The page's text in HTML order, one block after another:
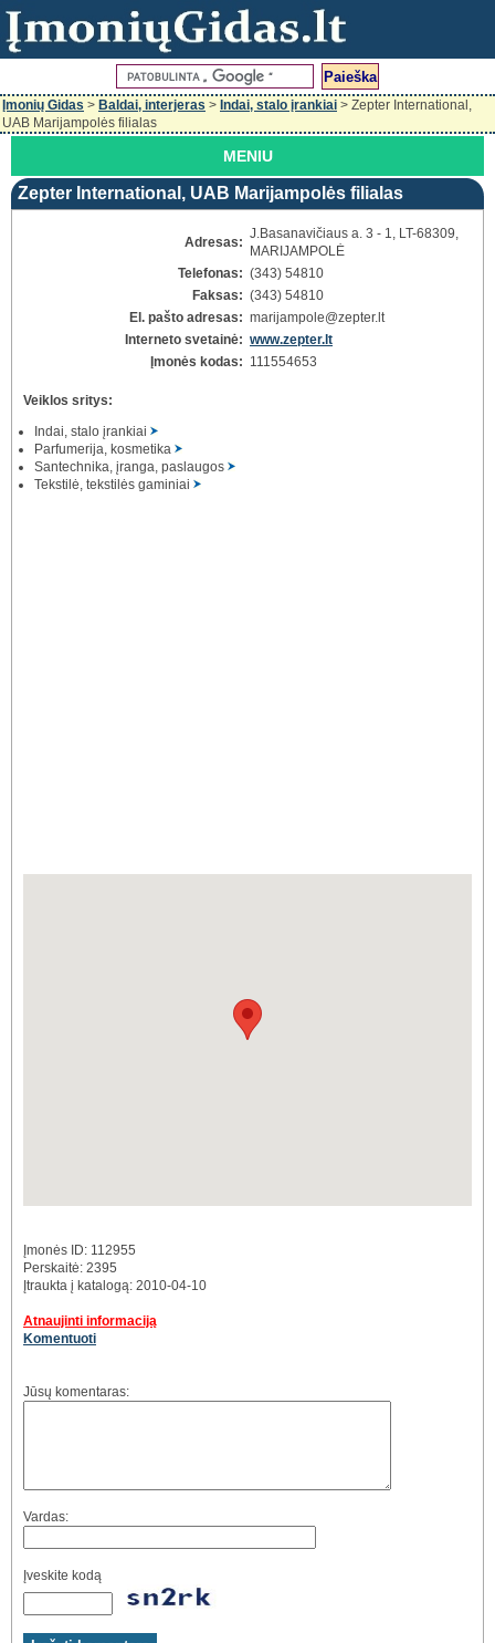
Įmonių Gidas > Baldai, interjeras > Indai, stalo įrankiai > Zepter International,
UAB Marijampolės filialas
MENIU
Zepter International, UAB Marijampolės filialas
Adresas:
J.Basanavičiaus a. 3 - 1, LT-68309,
MARIJAMPOLĖ
Telefonas: (343) 54810
Faksas: (343) 54810
El. pašto adresas: marijampole@zepter.lt
Interneto svetainė: www.zepter.lt
Įmonės kodas: 111554653
Veiklos sritys:
Indai, stalo įrankiai
Parfumerija, kosmetika
Santechnika, įranga, paslaugos
Tekstilė, tekstilės gaminiai
Įmonės ID: 112955
Perskaitė: 2395
Įtraukta į katalogą: 2010-04-10
Atnaujinti informaciją
Komentuoti
Jūsų komentaras:
Vardas:
Įveskite kodą